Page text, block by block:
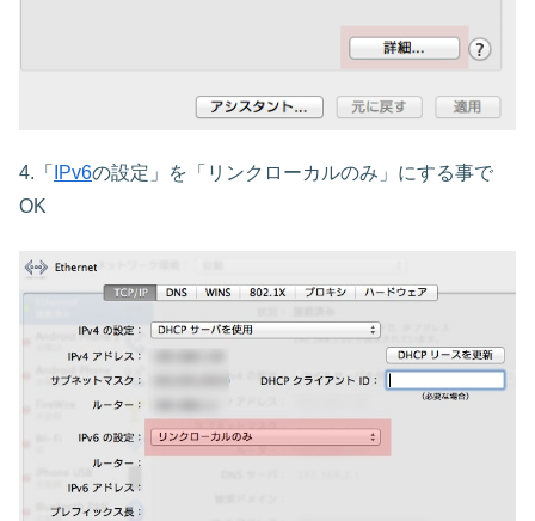
4.「 IPv6の設定」を「リンクローカルのみ」にする事で
OK